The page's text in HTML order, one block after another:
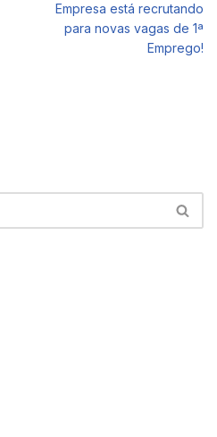
Empresa está recrutando
para novas vagas de 1ª
Emprego!